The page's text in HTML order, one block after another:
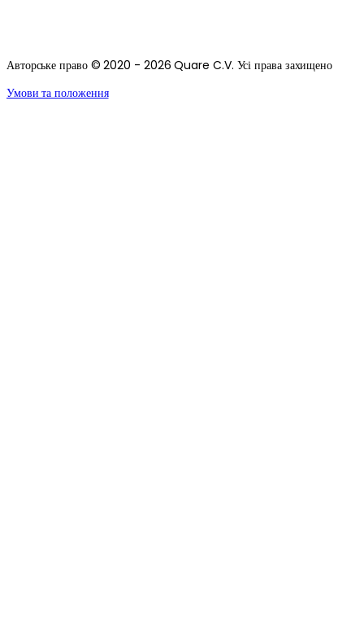
Авторське право © 2020 - 2026 Quare C.V. Усі права захищено
Умови та положення